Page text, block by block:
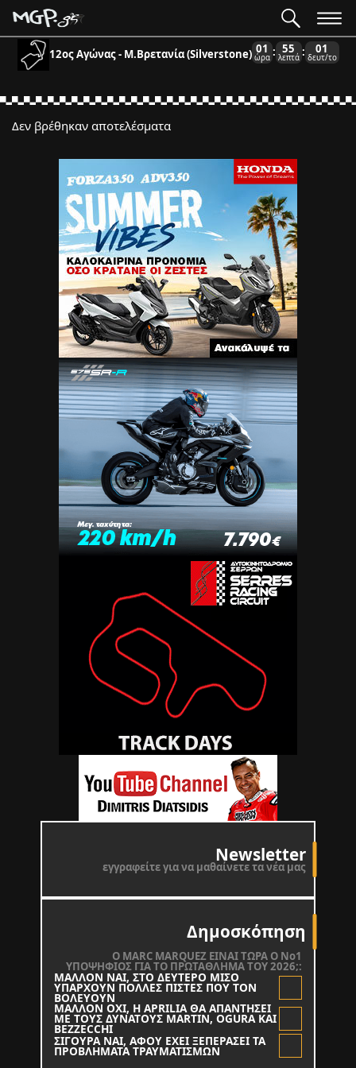
12ος Αγώνας - Μ.Βρετανία (Silverstone) 01
ώρα : 55
λεπτά : 01
δευτ/το
Newsletter
εγγραφείτε για να μαθαίνετε τα νέα μας
Δημοσκόπηση
O MARC MARQUEZ ΕΙΝΑΙ ΤΩΡΑ Ο Νο1
ΥΠΟΨΗΦΙΟΣ ΓΙΑ ΤΟ ΠΡΩΤΑΘΛΗΜΑ ΤΟΥ 2026;:
ΜΑΛΛΟΝ ΝΑΙ, ΣΤΟ ΔΕΥΤΕΡΟ ΜΙΣΟ
ΥΠΑΡΧΟΥΝ ΠΟΛΛΕΣ ΠΙΣΤΕΣ ΠΟΥ ΤΟΝ
ΒΟΛΕΥΟΥΝ
ΜΑΛΛΟΝ ΟΧΙ, Η APRILIA ΘΑ ΑΠΑΝΤΗΣΕΙ
ΜΕ ΤΟΥΣ ΔΥΝΑΤΟΥΣ MARTIN, OGURA KAI
BEZZECCHI
ΣΙΓΟΥΡΑ ΝΑΙ, ΑΦΟΥ ΕΧΕΙ ΞΕΠΕΡΑΣΕΙ ΤΑ
ΠΡΟΒΛΗΜΑΤΑ ΤΡΑΥΜΑΤΙΣΜΩΝ
Δεν βρέθηκαν αποτελέσματα